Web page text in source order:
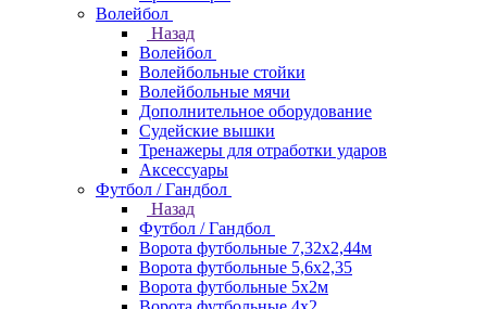
Волейбол
Назад
Волейбол
Волейбольные стойки
Волейбольные мячи
Дополнительное оборудование
Судейские вышки
Тренажеры для отработки ударов
Аксессуары
Футбол / Гандбол
Назад
Футбол / Гандбол
Ворота футбольные 7,32х2,44м
Ворота футбольные 5,6х2,35
Ворота футбольные 5х2м